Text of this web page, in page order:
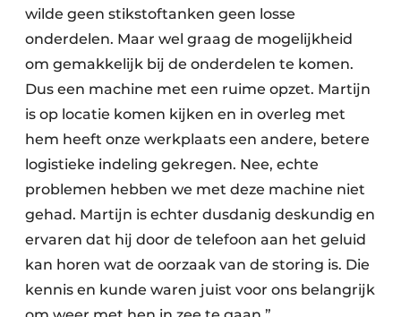
wilde geen stikstoftanken geen losse
onderdelen. Maar wel graag de mogelijkheid
om gemakkelijk bij de onderdelen te komen.
Dus een machine met een ruime opzet. Martijn
is op locatie komen kijken en in overleg met
hem heeft onze werkplaats een andere, betere
logistieke indeling gekregen. Nee, echte
problemen hebben we met deze machine niet
gehad. Martijn is echter dusdanig deskundig en
ervaren dat hij door de telefoon aan het geluid
kan horen wat de oorzaak van de storing is. Die
kennis en kunde waren juist voor ons belangrijk